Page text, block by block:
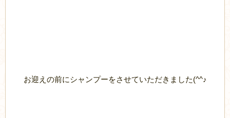
お迎えの前にシャンプーをさせていただきました(^^♪